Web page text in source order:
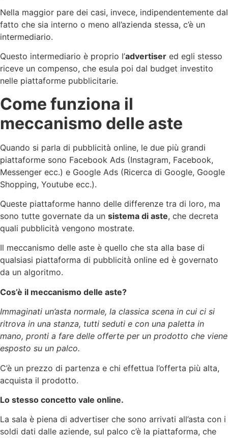
Nella maggior pare dei casi, invece, indipendentemente dal
fatto che sia interno o meno all’azienda stessa, c’è un
intermediario.
Questo intermediario è proprio l’advertiser ed egli stesso
riceve un compenso, che esula poi dal budget investito
nelle piattaforme pubblicitarie.
Come funziona il
meccanismo delle aste
Quando si parla di pubblicità online, le due più grandi
piattaforme sono Facebook Ads (Instagram, Facebook,
Messenger ecc.) e Google Ads (Ricerca di Google, Google
Shopping, Youtube ecc.).
Queste piattaforme hanno delle differenze tra di loro, ma
sono tutte governate da un sistema di aste, che decreta
quali pubblicità vengono mostrate.
Il meccanismo delle aste è quello che sta alla base di
qualsiasi piattaforma di pubblicità online ed è governato
da un algoritmo.
Cos’è il meccanismo delle aste?
Immaginati un’asta normale, la classica scena in cui ci si
ritrova in una stanza, tutti seduti e con una paletta in
mano, pronti a fare delle offerte per un prodotto che viene
esposto su un palco.
C’è un prezzo di partenza e chi effettua l’offerta più alta,
acquista il prodotto.
Lo stesso concetto vale online.
La sala è piena di advertiser che sono arrivati all’asta con i
soldi dati dalle aziende, sul palco c’è la piattaforma, che